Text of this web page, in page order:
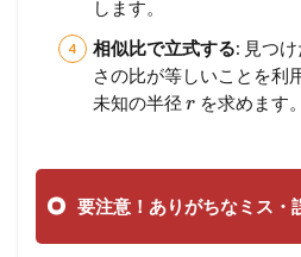
します。
相似比で立式する: 見つ
さの比が等しいことを利
未知の半径r を求めます。
要注意！ありがちなミス・